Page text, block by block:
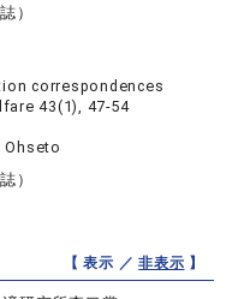
）
correspondences
43(1), 47-54
Ohseto
）
【 表示 ／非表示 】